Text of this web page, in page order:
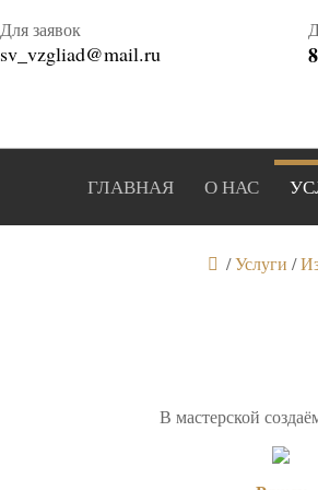
Для заявок
sv_vzgliad@mail.ru
ГЛАВНАЯ О НАС
/Услуги /
В мастерской